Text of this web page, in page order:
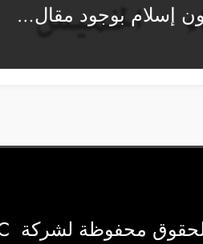
إسلام بوجود مقال…